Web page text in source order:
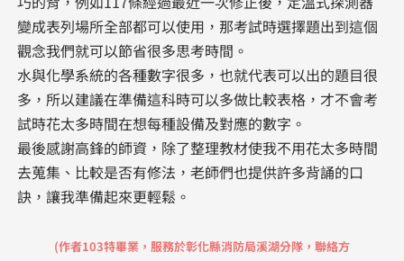
變成表列場所全部都可以使用，那考試時選擇題出到這個
觀念我們就可以節省很多思考時間。
水與化學系統的各種數字很多，也就代表可以出的題目很
多，所以建議在準備這科時可以多做比較表格，才不會考
試時花太多時間在想每種設備及對應的數字。
最後感謝高鋒的師資，除了整理教材使我不用花太多時間
去蒐集、比較是否有修法，老師們也提供許多背誦的口
訣，讓我準備起來更輕鬆。
(作者103特畢業，服務於彰化縣消防局溪湖分隊 ，聯絡方